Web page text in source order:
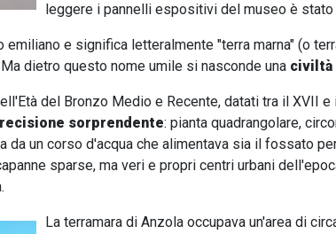
leggere i pannelli espositivi del museo è
emiliano e significa letteralmente "terra marna" (o
dietro questo nome umile si nasconde una civiltà
del Bronzo Medio e Recente, datati tra il XVII e
sorprendente: pianta quadrangolare,
da un corso d'acqua che alimentava sia il fossato
sparse, ma veri e propri centri urbani
La terramara di Anzola occupava un'area di